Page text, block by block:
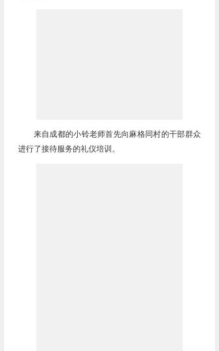
来自成都的小铃老师首先向麻格同村的干部群众
进行了接待服务的礼仪培训。